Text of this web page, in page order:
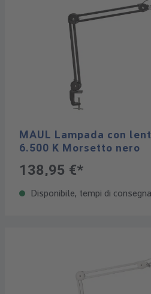
MAUL Lampada con
6.500 K Morsetto nero
138,95 €*
Disponibile, tempi di